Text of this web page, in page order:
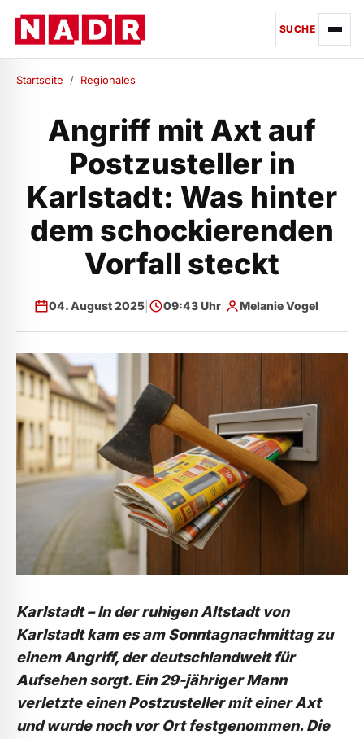
SUCHE
Startseite / Regionales
Angriff mit Axt auf
Postzusteller in
Karlstadt: Was hinter
dem schockierenden
Vorfall steckt
04. August 2025| 09:43 Uhr| Melanie Vogel
Karlstadt – In der ruhigen Altstadt von
Karlstadt kam es am Sonntagnachmittag zu
einem Angriff, der deutschlandweit für
Aufsehen sorgt. Ein 29-jähriger Mann
verletzte einen Postzusteller mit einer Axt
und wurde noch vor Ort festgenommen. Die